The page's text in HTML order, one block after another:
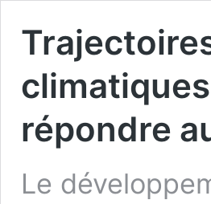
répondre
Le